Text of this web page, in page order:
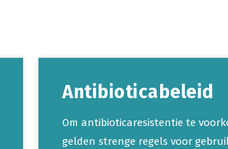
Antibioticabeleid
Om antibioticaresistentie te
gelden strenge regels voor